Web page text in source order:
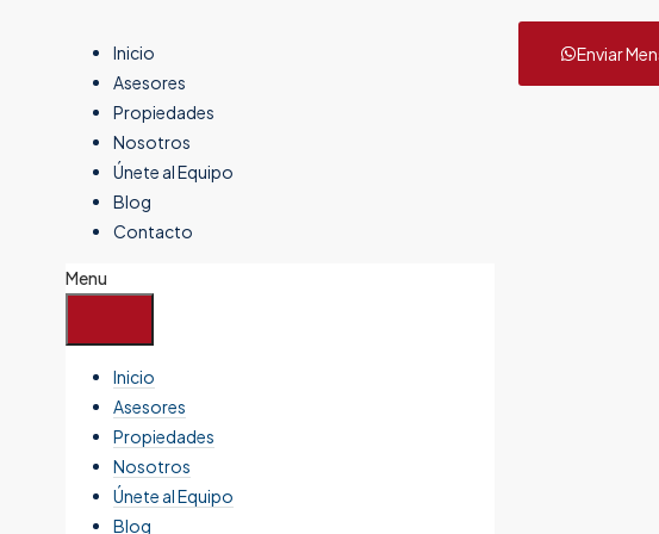
Inicio
Asesores
Propiedades
Nosotros
Únete al Equipo
Blog
Contacto
Menu
Inicio
Asesores
Propiedades
Nosotros
Únete al Equipo
Blog
Enviar